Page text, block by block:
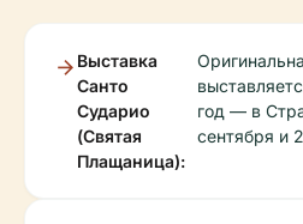
Выставка
Санто
Сударио
(Святая
Плащаница):
год — в
сентября и